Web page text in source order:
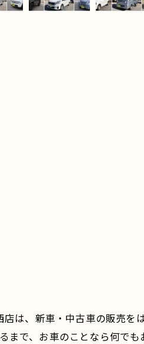
は、新車・中古車の販売を
で、お車のことなら何でも